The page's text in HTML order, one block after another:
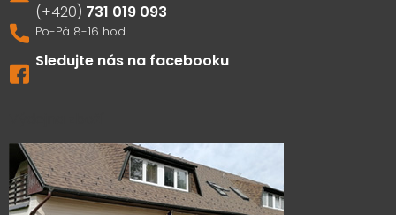
731 019 093
Sledujte nás na facebooku